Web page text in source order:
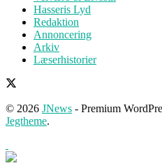
Hasseris Lyd
Redaktion
Annoncering
Arkiv
Læserhistorier
© 2026 JNews - Premium
Jegtheme.